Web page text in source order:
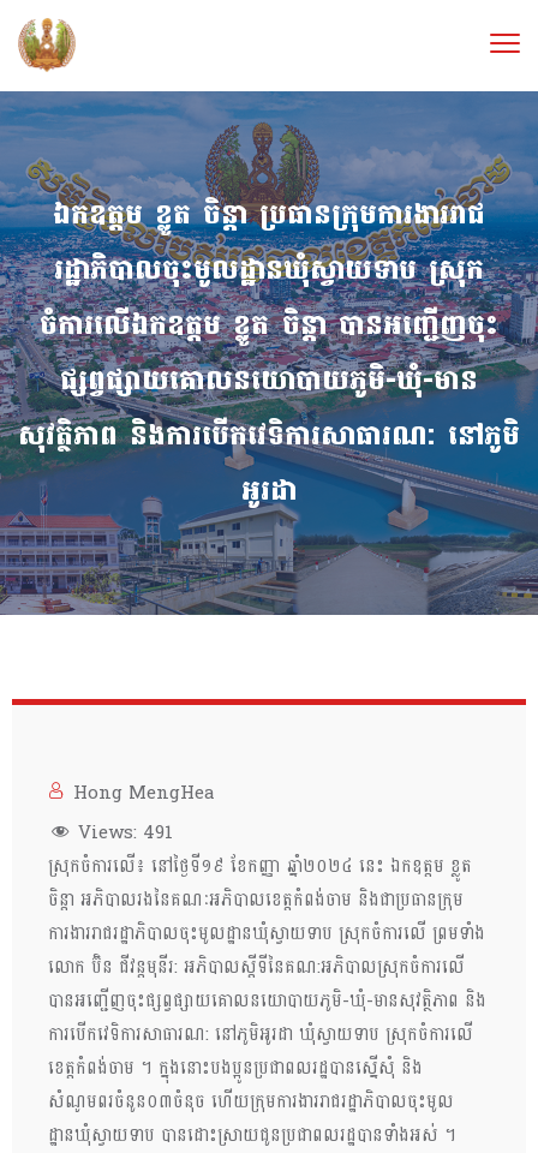
ឯកឧត្តម ខ្លូត ចិន្តា ប្រធានក្រុមការងាររាជ
រដ្ឋាភិបាលចុះមូលដ្ឋានឃុំស្វាយទាប ស្រុក
ចំការលេីឯកឧត្តម ខ្លូត ចិន្តា បានអញ្ជើញចុះ
ផ្សព្វផ្សាយគោលនយោបាយភូមិ-ឃុំ-មាន
សុវត្ថិភាព និងការបើកវេទិការសាធារណ: នៅភូមិ
អូរដា
Hong MengHea
Views: 491
ស្រុកចំការលើ៖ នៅថ្ងៃទី១៩ ខែកញ្ញា ឆ្នាំ២០២៤ នេះ ឯកឧត្តម ខ្លូត
ចិន្តា អភិបាលរងនៃគណៈអភិបាលខេត្តកំពង់ចាម និងជាប្រធានក្រុម
ការងាររាជរដ្ឋាភិបាលចុះមូលដ្ឋានឃុំស្វាយទាប ស្រុកចំការលេី ព្រមទាំង
លោក ប៊ិន ជីវន្តមុនីរ: អភិបាលស្តីទីនៃគណ:អភិបាលស្រុកចំការលើ
បានអញ្ជើញចុះផ្សព្វផ្សាយគោលនយោបាយភូមិ-ឃុំ-មានសុវត្ថិភាព និង
ការបើកវេទិការសាធារណ: នៅភូមិអូរដា ឃុំស្វាយទាប ស្រុកចំការលើ
ខេត្តកំពង់ចាម ។ ក្នុងនោះបងប្អូនប្រជាពលរដ្ឋបានស្នើសុំ និង
សំណូមពរចំនូន០៣ចំនុច ហើយក្រុមការងាររាជរដ្ឋាភិបាលចុះមូល
ដ្ឋានឃុំស្វាយទាប បានដោះស្រាយជូនប្រជាពលរដ្ឋបានទាំងអស់ ។